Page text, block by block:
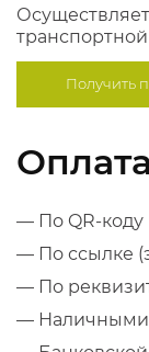
Получить
Оплата
— По QR-коду
— По ссылке
— По
— Наличными